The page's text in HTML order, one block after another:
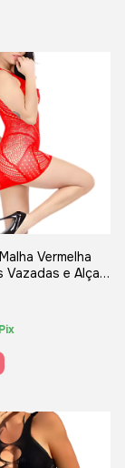
Vermelha
Vazadas e Alças
Pix